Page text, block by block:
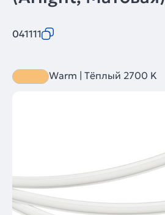
041111
Warm | Тёплый 2700 K